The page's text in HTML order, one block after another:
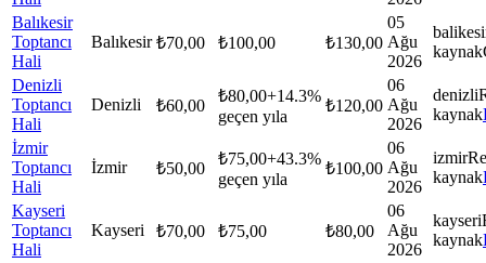
Balıkesir
Toptancı
Hali
Balıkesir ₺70,00 ₺100,00 ₺130,00
05
Ağu
2026
kaynak
Denizli
Toptancı
Hali
Denizli ₺60,00
₺80,00+14.3%
geçen yıla
₺120,00
06
Ağu
2026
denizli
kaynak
İzmir
Toptancı
Hali
İzmir ₺50,00
₺75,00+43.3%
geçen yıla
₺100,00
06
Ağu
2026
izmir
kaynak
Kayseri
Toptancı
Hali
Kayseri ₺70,00 ₺75,00 ₺80,00
06
Ağu
2026
kayseri
kaynak